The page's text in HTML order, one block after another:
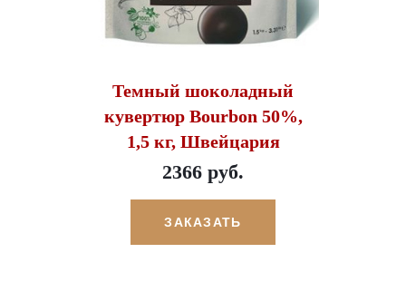
Темный шоколадный
кувертюр Bourbon 50%,
1,5 кг, Швейцария
2366 руб.
ЗАКАЗАТЬ